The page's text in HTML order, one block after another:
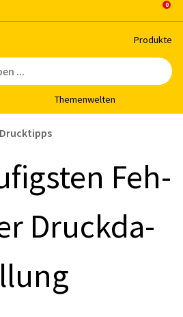
Pro­duk­te
The­men­wel­ten
Feh­
Druck­da­